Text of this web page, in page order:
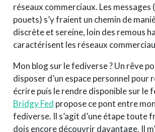
réseaux commerciaux. Les messages
pouets) s’y fraient un chemin de
discrète et sereine, loin des remous
caractérisent les réseaux
Mon blog sur le fediverse ? Un rêve
disposer d’un espace personnel pour
écrire puis le rendre disponible sur le
Bridgy Fed propose ce pont entre
fediverse. Il s’agit d’une étape toute
dois encore découvrir davantage. Il